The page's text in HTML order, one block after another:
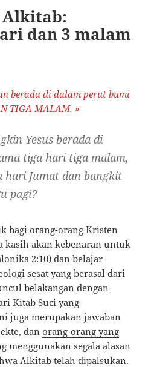
dan 3 malam
berada di dalam perut bumi
TIGA MALAM. »
Yesus berada di
tiga hari tiga malam,
hari Jumat dan bangkit
pagi?
bagi orang-orang Kristen
kasih akan kebenaran untuk
2:10) dan belajar
sesat yang berasal dari
belakangan dengan
Kitab Suci yang
juga merupakan jawaban
danorang-orang yang
menggunakan segala alasan
Alkitab telah dipalsukan.